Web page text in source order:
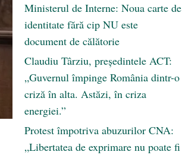
Ministerul de Interne: Noua carte de
identitate fără cip NU este
document de călătorie
Claudiu Târziu, președintele ACT:
„Guvernul împinge România dintr-o
criză în alta. Astăzi, în criza
energiei.”
Protest împotriva abuzurilor CNA:
„Libertatea de exprimare nu poate fi